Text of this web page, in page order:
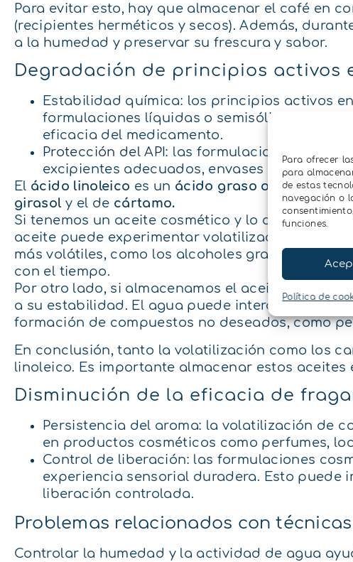
Para ofrecer
para
de estas
navegación o
funciones.
Política de
Para evitar esto, hay que almacenar el café en
(recipientes herméticos y secos). Además,
a la humedad y preservar su frescura y sabor.
Degradación de principios activos
Estabilidad química: los principios activos
formulaciones líquidas o semisólidas. La
eficacia del medicamento.
Protección del API: las formulaciones deben
excipientes adecuados, envases herméticos
El ácido linoleico es un ácido graso omega-6
girasoly el de cártamo.
Si tenemos un aceite cosmético y lo dejamos
aceite puede experimentar volatilización
más volátiles, como los alcoholes grasos. Como
con el tiempo.
Por otro lado, si almacenamos el aceite en un
a su estabilidad. El agua puede interactuar con
formación de compuestos no deseados, como
En conclusión, tanto la volatilización como los
linoleico. Es importante almacenar estos
Disminución de la eficacia de
Persistencia del aroma: la volatilización de
en productos cosméticos como perfumes,
Control de liberación: las formulaciones
experiencia sensorial duradera. Esto puede
liberación controlada.
Problemas relacionados con
Controlar la humedad y la actividad de agua